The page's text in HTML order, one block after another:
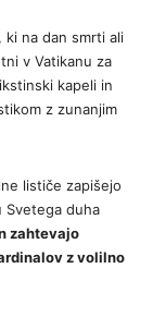
ki na dan smrti ali
v Vatikanu za
kapeli in
z zunanjim
lističe zapišejo
Svetega duha
zahtevajo
z volilno